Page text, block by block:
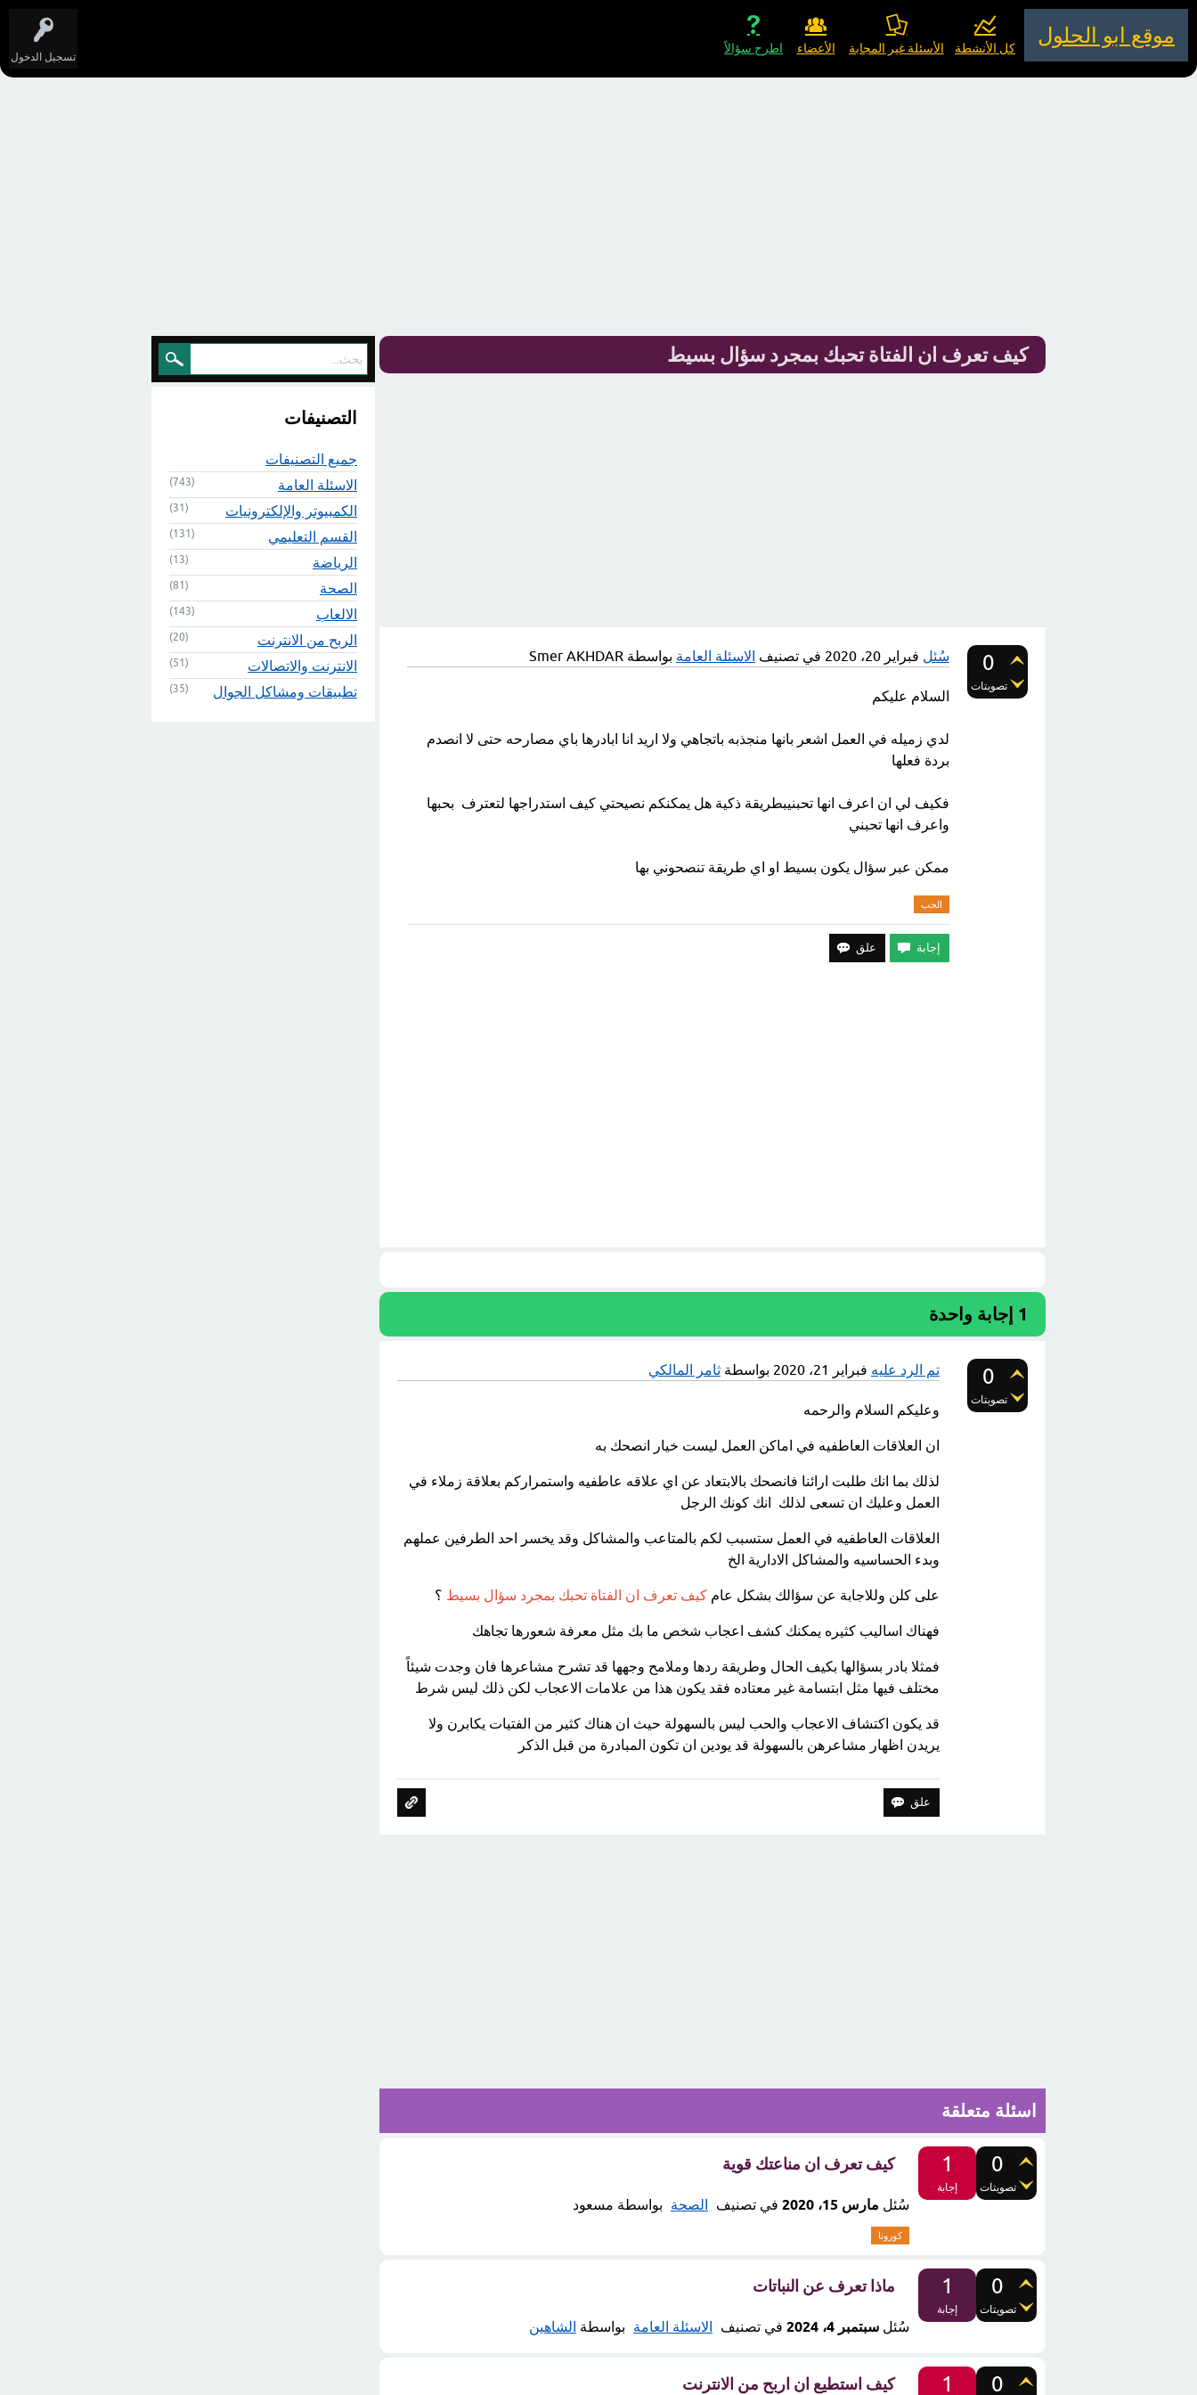
تسجيل الدخول
موقع ابو الحلول
كل الأنشطة الأسئلة غير المجابة الأعضاء اطرح سؤالاً
كيف تعرف ان الفتاة تحبك بمجرد سؤال بسيط
0
تصويتات
سُئل فبراير 20، 2020 في تصنيف الاسئلة العامة بواسطة Smer AKHDAR
السلام عليكم
لدي زميله في العمل اشعر بانها منجذبه باتجاهي ولا اريد انا ابادرها باي مصارحه حتى لا انصدم
بردة فعلها
فكيف لي ان اعرف انها تحبنيبطريقة ذكية هل يمكنكم نصيحتي كيف استدراجها لتعترف بحبها
واعرف انها تحبني
ممكن عبر سؤال يكون بسيط او اي طريقة تنصحوني بها
الحب
1 إجابة واحدة
0
تصويتات
تم الرد عليه فبراير 21، 2020 بواسطةثامر المالكي
وعليكم السلام والرحمه
ان العلاقات العاطفيه في اماكن العمل ليست خيار انصحك به
لذلك بما انك طلبت ارائنا فانصحك بالابتعاد عن اي علاقه عاطفيه واستمراركم بعلاقة زملاء في
العمل وعليك ان تسعى لذلك انك كونك الرجل
العلاقات العاطفيه في العمل ستسبب لكم بالمتاعب والمشاكل وقد يخسر احد الطرفين عملهم
وبدء الحساسيه والمشاكل الادارية الخ
على كلن وللاجابة عن سؤالك بشكل عامكيف تعرف ان الفتاة تحبك بمجرد سؤال بسيط ؟
فهناك اساليب كثيره يمكنك كشف اعجاب شخص ما بك مثل معرفة شعورها تجاهك
فمثلا بادر بسؤالها بكيف الحال وطريقة ردها وملامح وجهها قد تشرح مشاعرها فان وجدت شيئاً
مختلف فيها مثل ابتسامة غير معتاده فقد يكون هذا من علامات الاعجاب لكن ذلك ليس شرط
قد يكون اكتشاف الاعجاب والحب ليس بالسهولة حيث ان هناك كثير من الفتيات يكابرن ولا
يريدن اظهار مشاعرهن بالسهولة قد يودين ان تكون المبادرة من قبل الذكر
اسئلة متعلقة
0
تصويتات
1
إجابة
كيف تعرف ان مناعتك قوية
سُئل مارس 15، 2020 في تصنيف الصحة بواسطة مسعود
كورونا
0
تصويتات
1
إجابة
ماذا تعرف عن النباتات
سُئل سبتمبر 4، 2024 في تصنيف الاسئلة العامة بواسطة الشاهين
0
1 كيف استطيع ان اربح من الانترنت
التصنيفات
جميع التصنيفات
الاسئلة العامة
(743)
الكمبيوتر والإلكترونيات (31)
القسم التعليمي (131)
الرياضة (13)
الصحة (81)
الالعاب (143)
الربح من الانترنت (20)
الانترنت والاتصالات (51)
تطبيقات ومشاكل الجوال (35)